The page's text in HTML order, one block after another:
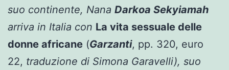
suo continente, Nana Darkoa Sekyiamah
arriva in Italia con La vita sessuale delle
donne africane (Garzanti, pp. 320, euro
22, traduzione di Simona Garavelli), suo